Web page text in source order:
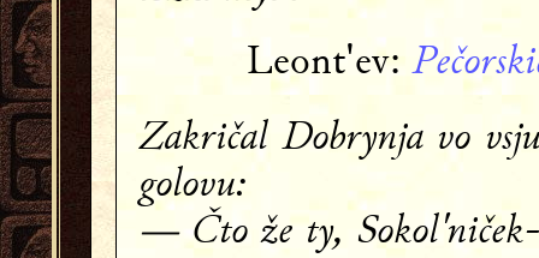
Leont'ev:
Zakričal Dobrynja vo vsju
golovu:
— Čto že ty, Sokol'niček-